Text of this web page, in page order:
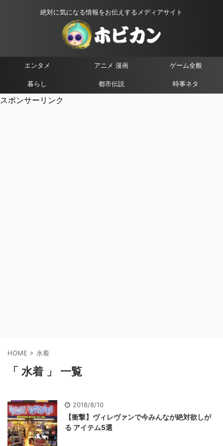
絶対に気になる情報をお伝えするメディアサイト
エンタメ アニメ 漫画 ゲーム全般
暮らし 都市伝説 時事ネタ
スポンサーリンク
HOME > 水着
「 水着 」 一覧
2018/8/10
【衝撃】ヴィレヴァンで今みんなが絶対欲しが
る アイテム5選